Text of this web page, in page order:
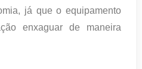
já que o equipamento
enxaguar de maneira